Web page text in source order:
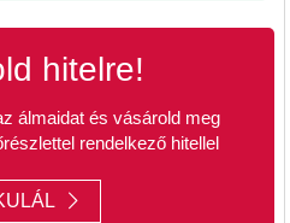
hitelre!
álmaidat és vásárold meg
rendelkező hitellel